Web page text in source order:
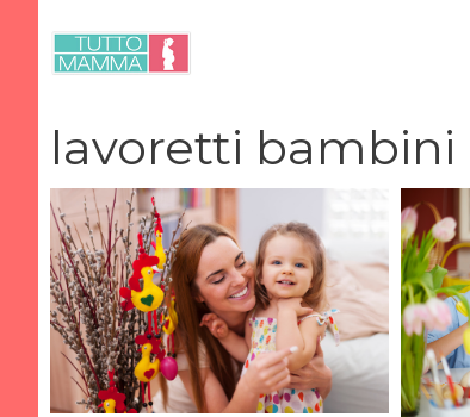
contenuto
lavoretti bambini